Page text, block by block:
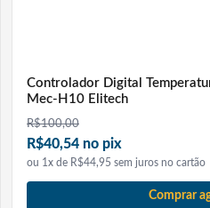
Controlador Digital
Mec-H10 Elitech
R$100,00
R$40,54 no pix
ou 1x de R$44,95 sem juros no cartão
Comprar